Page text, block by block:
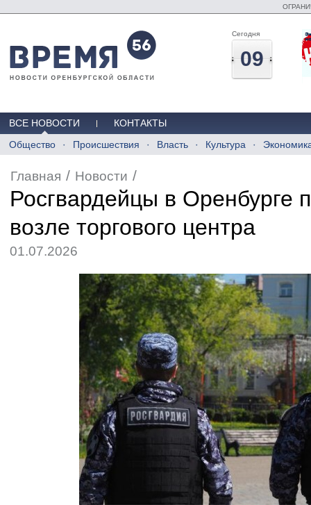
Сегодня
09
ВСЕ НОВОСТИ
КОНТАКТЫ
Общество
Происшествия Власть Культура
Главная / Новости /
Росгвардейцы в Оренбурге
возле торгового центра
01.07.2026